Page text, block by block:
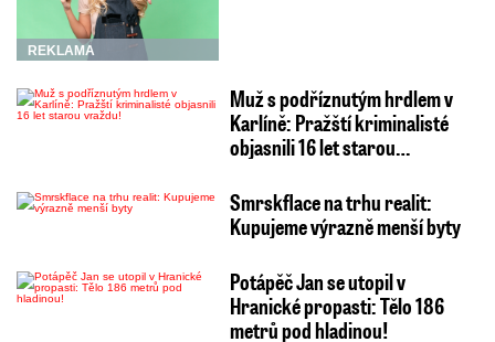
REKLAMA
Muž s podříznutým hrdlem v
Karlíně: Pražští kriminalisté
objasnili 16 let starou…
Smrskflace na trhu realit:
Kupujeme výrazně menší byty
Potápěč Jan se utopil v
Hranické propasti: Tělo 186
metrů pod hladinou!